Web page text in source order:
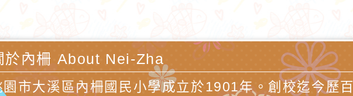
於內柵 About Nei-Zha
園市大溪區內柵國民小學成立於1901年。創校迄今歷百